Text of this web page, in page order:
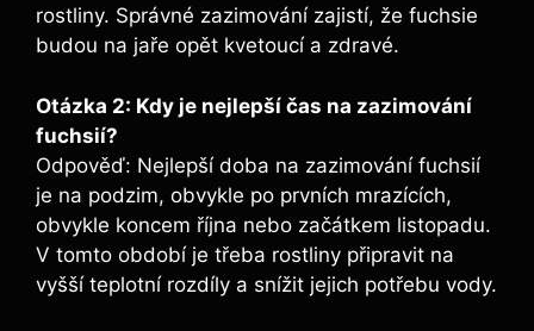
rostliny. Správné zazimování zajistí, že fuchsie
budou na jaře opět kvetoucí a zdravé.
Otázka 2: Kdy je nejlepší čas na zazimování
fuchsií?
Odpověď: Nejlepší doba na zazimování fuchsií
je na podzim, obvykle po prvních mrazících,
obvykle koncem října nebo začátkem listopadu.
V tomto období je třeba rostliny připravit na
vyšší teplotní rozdíly a snížit jejich potřebu vody.